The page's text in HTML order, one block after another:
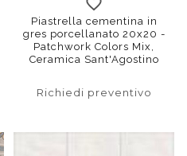
Piastrella cementina in
gres porcellanato 20x20 -
Patchwork Colors Mix,
Ceramica Sant'Agostino
Richiedi preventivo